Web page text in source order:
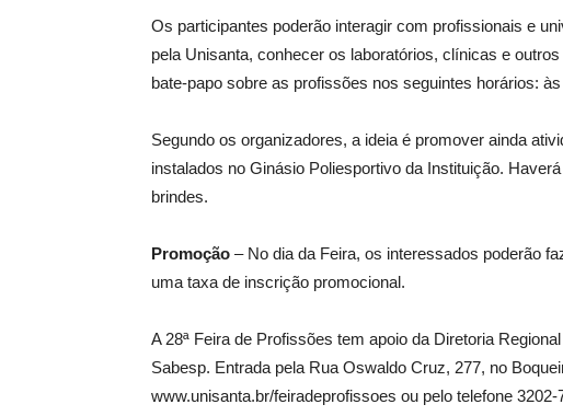
Os participantes poderão interagir com profissionais e
pela Unisanta, conhecer os laboratórios, clínicas e
bate-papo sobre as profissões nos seguintes horários:
Segundo os organizadores, a ideia é promover ainda
instalados no Ginásio Poliesportivo da Instituição.
brindes.
Promoção – No dia da Feira, os interessados poderão
uma taxa de inscrição promocional.
A 28ª Feira de Profissões tem apoio da Diretoria
Sabesp. Entrada pela Rua Oswaldo Cruz, 277, no
www.unisanta.br/feiradeprofissoes ou pelo telefone 3202-